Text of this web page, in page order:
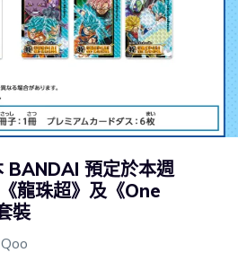
BANDAI 預定於本週
龍珠超》及《One
裝